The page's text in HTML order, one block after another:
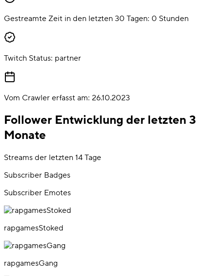
Gestreamte Zeit in den letzten 30 Tagen: 0 Stunden
Twitch Status: partner
Vom Crawler erfasst am: 26.10.2023
Follower Entwicklung der letzten 3
Monate
Streams der letzten 14 Tage
Subscriber Badges
Subscriber Emotes
rapgamesStoked
rapgamesGang